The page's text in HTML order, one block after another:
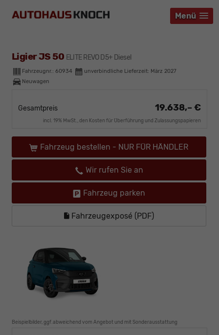
Menü
Menü
Menü
Ligier JS 50 ELITE REVO D5+ Diesel
Fahrzeugnr.: 60934
unverbindliche Lieferzeit: März 2027
Neuwagen
Gesamtpreis 19.638,– €
incl. 19% MwSt., den Kosten für Überführung und Zulassungspapieren
Fahrzeug bestellen - NUR FÜR HÄNDLER
Wir rufen Sie an
Fahrzeug parken
Fahrzeugexposé (PDF)
Beispielbilder, ggf.abweichend vom Angebot und mit Sonderausstattung